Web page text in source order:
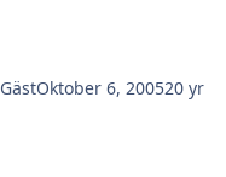
GästOktober 6, 200520 yr